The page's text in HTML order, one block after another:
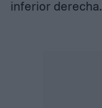
inferior derecha.